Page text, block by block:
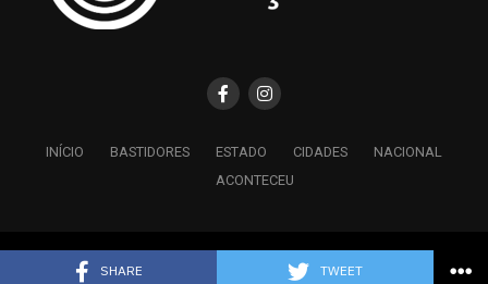
SHARE TWEET
INÍCIO BASTIDORES ESTADO CIDADES
NACIONAL
ACONTECEU
Copyright © 2026 Edição GO - Todos os Direitos Reservados.